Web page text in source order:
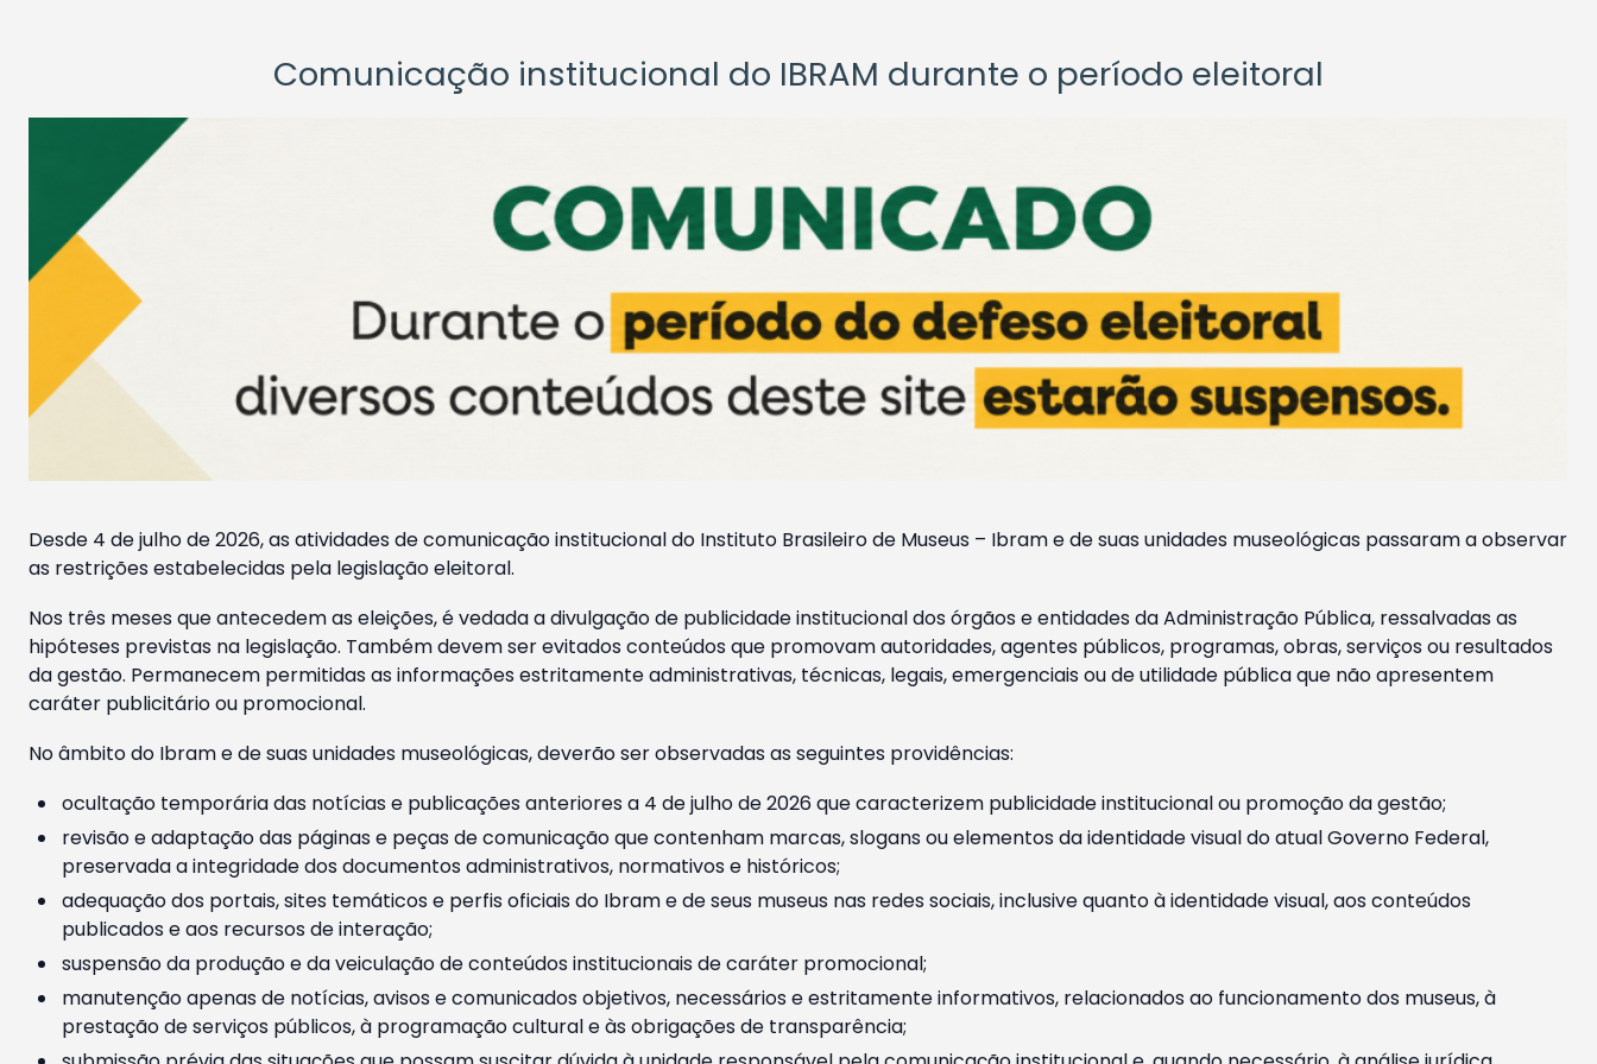
Comunicação institucional do IBRAM durante o período eleitoral
Desde 4 de julho de 2026, as atividades de comunicação institucional do Instituto Brasileiro de Museus – Ibram e de suas unidades museológicas passaram a observar
as restrições estabelecidas pela legislação eleitoral.
Nos três meses que antecedem as eleições, é vedada a divulgação de publicidade institucional dos órgãos e entidades da Administração Pública, ressalvadas as
hipóteses previstas na legislação. Também devem ser evitados conteúdos que promovam autoridades, agentes públicos, programas, obras, serviços ou resultados
da gestão. Permanecem permitidas as informações estritamente administrativas, técnicas, legais, emergenciais ou de utilidade pública que não apresentem
caráter publicitário ou promocional.
No âmbito do Ibram e de suas unidades museológicas, deverão ser observadas as seguintes providências:
ocultação temporária das notícias e publicações anteriores a 4 de julho de 2026 que caracterizem publicidade institucional ou promoção da gestão;
revisão e adaptação das páginas e peças de comunicação que contenham marcas, slogans ou elementos da identidade visual do atual Governo Federal,
preservada a integridade dos documentos administrativos, normativos e históricos;
adequação dos portais, sites temáticos e perfis oficiais do Ibram e de seus museus nas redes sociais, inclusive quanto à identidade visual, aos conteúdos
publicados e aos recursos de interação;
suspensão da produção e da veiculação de conteúdos institucionais de caráter promocional;
manutenção apenas de notícias, avisos e comunicados objetivos, necessários e estritamente informativos, relacionados ao funcionamento dos museus, à
prestação de serviços públicos, à programação cultural e às obrigações de transparência;